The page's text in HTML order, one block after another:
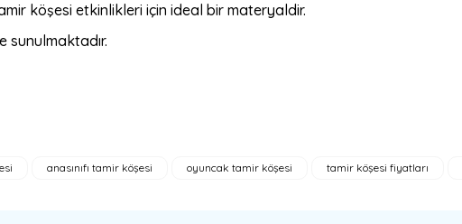
köşesi etkinlikleri için ideal bir materyaldir.
sunulmaktadır.
anasınıfı tamir köşesi oyuncak tamir köşesi tamir köşesi fiyatları